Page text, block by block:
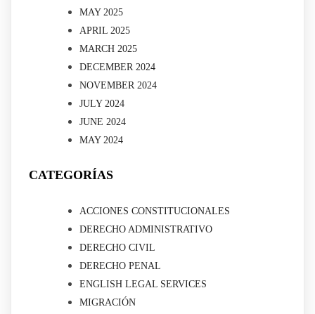
MAY 2025
APRIL 2025
MARCH 2025
DECEMBER 2024
NOVEMBER 2024
JULY 2024
JUNE 2024
MAY 2024
CATEGORÍAS
ACCIONES CONSTITUCIONALES
DERECHO ADMINISTRATIVO
DERECHO CIVIL
DERECHO PENAL
ENGLISH LEGAL SERVICES
MIGRACIÓN